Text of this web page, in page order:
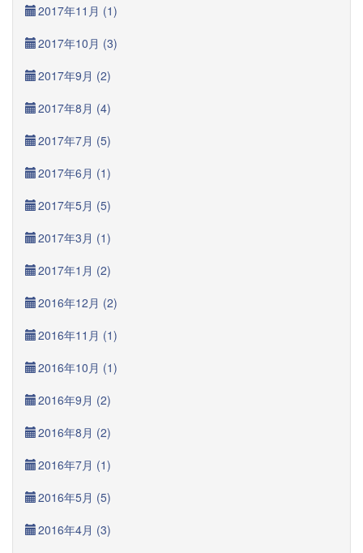
2017年11月 (1)
2017年10月 (3)
2017年9月 (2)
2017年8月 (4)
2017年7月 (5)
2017年6月 (1)
2017年5月 (5)
2017年3月 (1)
2017年1月 (2)
2016年12月 (2)
2016年11月 (1)
2016年10月 (1)
2016年9月 (2)
2016年8月 (2)
2016年7月 (1)
2016年5月 (5)
2016年4月 (3)